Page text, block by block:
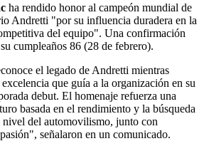
ha rendido honor al campeón mundial de
Andretti "por su influencia duradera en la
del equipo". Una confirmación
cumpleaños 86 (28 de febrero).
el legado de Andretti mientras
que guía a la organización en su
debut. El homenaje refuerza una
basada en el rendimiento y la búsqueda
nivel del automovilismo, junto con
señalaron en un comunicado.